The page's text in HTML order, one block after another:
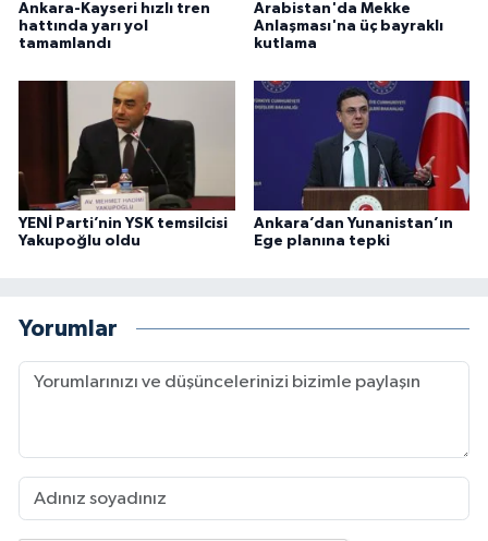
Ankara-Kayseri hızlı tren
hattında yarı yol
tamamlandı
Arabistan'da Mekke
Anlaşması'na üç bayraklı
kutlama
YENİ Parti’nin YSK temsilcisi
Yakupoğlu oldu
Ankara’dan Yunanistan’ın
Ege planına tepki
Yorumlar